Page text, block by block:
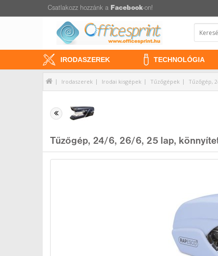
Csatlakozz hozzánk a Facebook-on!
IRODASZEREK TECHNOLÓGIA
Irodaszerek Irodai kisgépek Tűzőgépek Tűzőgép,
Tűzőgép, 24/6, 26/6, 25 lap,